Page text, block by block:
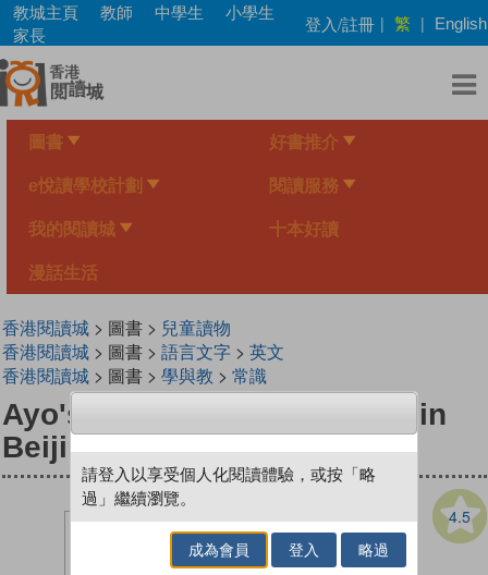
Skip
main
content
教城主頁 教師 中學生
小學生
家長
登入/註冊 | 繁 | English
圖書 好書推介
e悅讀學校計劃 閱讀服務
我的閱讀城 十本好讀
漫話生活
香港閱讀城> 圖書 > 兒童讀物
香港閱讀城> 圖書 > 語言文字> 英文
香港閱讀城> 圖書 > 學與教 > 常識
Ayo's Awesome Adventures in
Beijing: Capital of China
4.5
請登入以享受個人化閱讀體驗，或按「略
過」繼續瀏覽。
成為會員 登入 略過